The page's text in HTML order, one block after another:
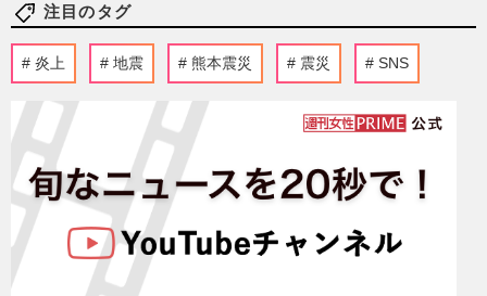
注目のタグ
炎上 地震 熊本震災 震災 SNS